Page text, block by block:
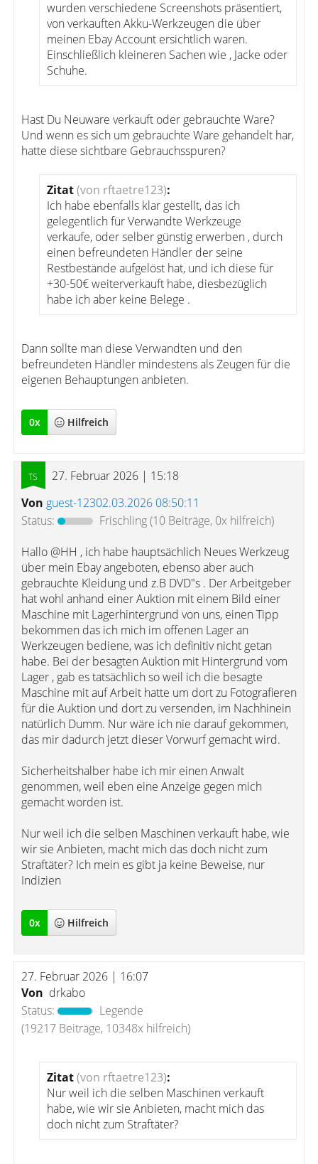
wurden verschiedene Screenshots präsentiert,
von verkauften Akku-Werkzeugen die über
meinen Ebay Account ersichtlich waren.
Einschließlich kleineren Sachen wie , Jacke oder
Schuhe.
Hast Du Neuware verkauft oder gebrauchte Ware?
Und wenn es sich um gebrauchte Ware gehandelt har,
hatte diese sichtbare Gebrauchsspuren?
Zitat(von rftaetre123):
Ich habe ebenfalls klar gestellt, das ich
gelegentlich für Verwandte Werkzeuge
verkaufe, oder selber günstig erwerben , durch
einen befreundeten Händler der seine
Restbestände aufgelöst hat, und ich diese für
+30-50€ weiterverkauft habe, diesbezüglich
habe ich aber keine Belege .
Dann sollte man diese Verwandten und den
befreundeten Händler mindestens als Zeugen für die
eigenen Behauptungen anbieten.
0x Hilfreich
27. Februar 2026 | 15:18
Von guest-12302.03.2026 08:50:11
Status:
Frischling(10 Beiträge, 0x hilfreich)
Hallo @HH , ich habe hauptsächlich Neues Werkzeug
über mein Ebay angeboten, ebenso aber auch
gebrauchte Kleidung und z.B DVD"s . Der Arbeitgeber
hat wohl anhand einer Auktion mit einem Bild einer
Maschine mit Lagerhintergrund von uns, einen Tipp
bekommen das ich mich im offenen Lager an
Werkzeugen bediene, was ich definitiv nicht getan
habe. Bei der besagten Auktion mit Hintergrund vom
Lager , gab es tatsächlich so weil ich die besagte
Maschine mit auf Arbeit hatte um dort zu Fotografieren
für die Auktion und dort zu versenden, im Nachhinein
natürlich Dumm. Nur wäre ich nie darauf gekommen,
das mir dadurch jetzt dieser Vorwurf gemacht wird.
Sicherheitshalber habe ich mir einen Anwalt
genommen, weil eben eine Anzeige gegen mich
gemacht worden ist.
Nur weil ich die selben Maschinen verkauft habe, wie
wir sie Anbieten, macht mich das doch nicht zum
Straftäter? Ich mein es gibt ja keine Beweise, nur
Indizien
0x Hilfreich
27. Februar 2026 | 16:07
Von drkabo
Status:
Legende
(19217 Beiträge, 10348x hilfreich)
Zitat(von rftaetre123):
Nur weil ich die selben Maschinen verkauft
habe, wie wir sie Anbieten, macht mich das
doch nicht zum Straftäter?